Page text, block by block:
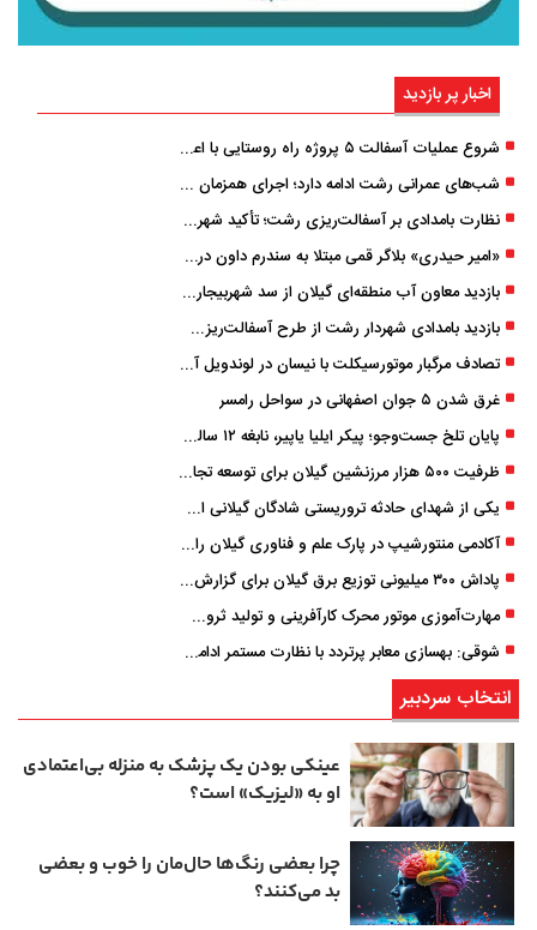
اخبار پر بازدید
شروع عملیات آسفالت ۵ پروژه راه ‌روستایی با اعتبار ۳۷۰ میلیاردی در گیلان
شب‌های عمرانی رشت ادامه دارد؛ اجرای همزمان آسفالت‌ریزی در پنج منطقه شهری
نظارت بامدادی بر آسفالت‌ریزی رشت؛ تأکید شهردار و بازرس کل بر کیفیت اجرای پروژه‌ها
«امیر حیدری» بلاگر قمی مبتلا به سندرم داون درگذشت
بازدید معاون آب منطقه‌ای گیلان از سد شهربیجار برای تداوم تأمین آب شرب استان
بازدید بامدادی شهردار رشت از طرح آسفالت‌ریزی گسترده در مناطق پنج‌گانه
تصادف مرگبار موتورسیکلت با نیسان در لوندویل آستارا/ انتقال مصدوم با اورژانس هوایی به رشت
غرق شدن ۵ جوان اصفهانی در سواحل رامسر
پایان تلخ جست‌وجو؛ پیکر ایلیا یاپیر، نابغه ۱۲ ساله لاهیجانی پیدا شد
ظرفیت ۵۰۰ هزار مرزنشین گیلان برای توسعه تجارت فعال می‌شود
یکی از شهدای حادثه تروریستی شادگان گیلانی است/ شهادت «سینا سیاه‌ نژاد» در درگیری با اشرار مسلح
آکادمی منتورشیپ در پارک علم و فناوری گیلان راه‌اندازی شد
پاداش ۳۰۰ میلیونی توزیع برق گیلان برای گزارش ماینرهای غیرمجاز
مهارت‌آموزی موتور محرک کارآفرینی و تولید ثروت است
شوقی: بهسازی معابر پرتردد با نظارت مستمر ادامه دارد
انتخاب سردبیر
عینکی‌ بودن یک پزشک به منزله بی‌اعتمادی
او به «لیزیک» است؟
چرا بعضی رنگ‌ها حال‌مان را خوب و بعضی
بد می‌کنند؟